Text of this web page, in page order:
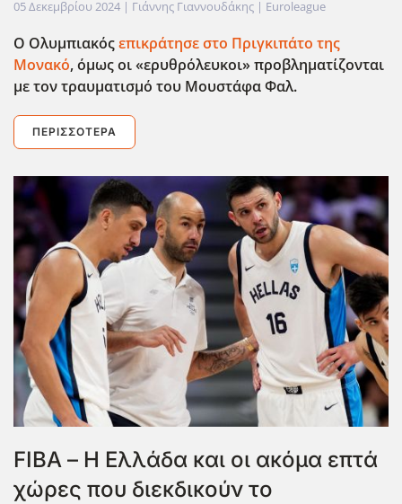
05 Δεκεμβρίου 2024 | Γιάννης Γιαννουδάκης | Euroleague
Ο Ολυμπιακόςεπικράτησε στο Πριγκιπάτο της
Μονακό, όμως οι «ερυθρόλευκοι» προβληματίζονται
με τον τραυματισμό του Μουστάφα Φαλ.
ΠΕΡΙΣΣΌΤΕΡΑ
FIBA – Η Ελλάδα και οι ακόμα επτά
χώρες που διεκδικούν το